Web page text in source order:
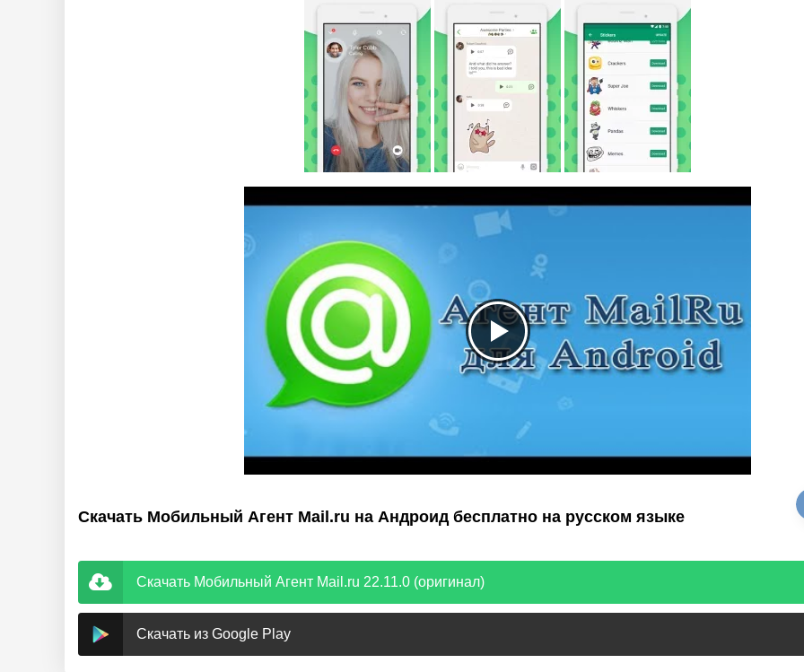
Скачать Мобильный Агент Mail.ru на Андроид бесплатно на русском языке
Скачать Мобильный Агент Mail.ru 22.11.0 (оригинал)
Скачать из Google Play